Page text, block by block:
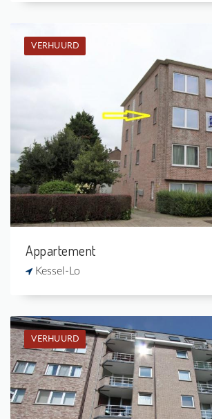
VERHUURD
Verhuurd: Appartement
-
1
Appartement
Kessel-Lo
VERHUURD
Verhuurd: Appartement